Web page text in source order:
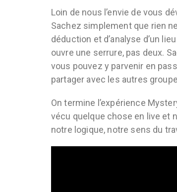
Loin de nous l’envie de vous
Sachez simplement que rien
déduction et d’analyse d’un
ouvre une serrure, pas deux.
vous pouvez y parvenir en
partager avec les autres
On termine l’expérience
vécu quelque chose en live et
notre logique, notre sens du